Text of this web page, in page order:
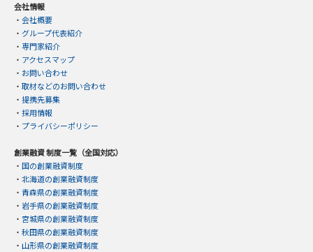
会社情報
・ 会社概要
・ グループ代表紹介
・ 専門家紹介
・ アクセスマップ
・ お問い合わせ
・ 取材などのお問い合わせ
・ 提携先募集
・ 採用情報
・ プライバシーポリシー
創業融資 制度一覧（全国対応）
・ 国の創業融資制度
・ 北海道の創業融資制度
・ 青森県の創業融資制度
・ 岩手県の創業融資制度
・ 宮城県の創業融資制度
・ 秋田県の創業融資制度
・ 山形県の創業融資制度